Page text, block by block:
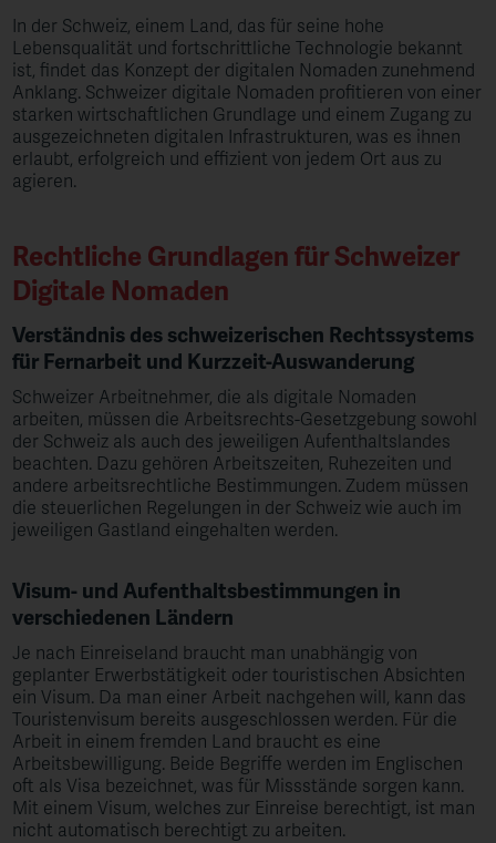
In der Schweiz, einem Land, das für seine hohe
Lebensqualität und fortschrittliche Technologie bekannt
ist, findet das Konzept der digitalen Nomaden zunehmend
Anklang. Schweizer digitale Nomaden profitieren von einer
starken wirtschaftlichen Grundlage und einem Zugang zu
ausgezeichneten digitalen Infrastrukturen, was es ihnen
erlaubt, erfolgreich und effizient von jedem Ort aus zu
agieren.
Rechtliche Grundlagen für Schweizer
Digitale Nomaden
Verständnis des schweizerischen Rechtssystems
für Fernarbeit und Kurzzeit-Auswanderung
Schweizer Arbeitnehmer, die als digitale Nomaden
arbeiten, müssen die Arbeitsrechts-Gesetzgebung sowohl
der Schweiz als auch des jeweiligen Aufenthaltslandes
beachten. Dazu gehören Arbeitszeiten, Ruhezeiten und
andere arbeitsrechtliche Bestimmungen. Zudem müssen
die steuerlichen Regelungen in der Schweiz wie auch im
jeweiligen Gastland eingehalten werden.
Visum- und Aufenthaltsbestimmungen in
verschiedenen Ländern
Je nach Einreiseland braucht man unabhängig von
geplanter Erwerbstätigkeit oder touristischen Absichten
ein Visum. Da man einer Arbeit nachgehen will, kann das
Touristenvisum bereits ausgeschlossen werden. Für die
Arbeit in einem fremden Land braucht es eine
Arbeitsbewilligung. Beide Begriffe werden im Englischen
oft als Visa bezeichnet, was für Missstände sorgen kann.
Mit einem Visum, welches zur Einreise berechtigt, ist man
nicht automatisch berechtigt zu arbeiten.